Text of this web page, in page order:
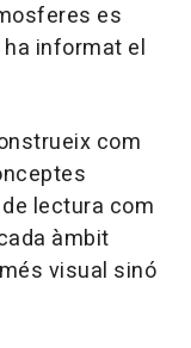
es
informat el
com
lectura com
àmbit
visual sinó